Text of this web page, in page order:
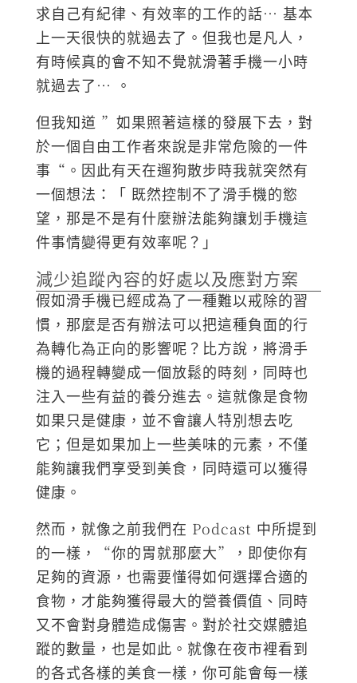
求自己有紀律、有效率的工作的話… 基本
上一天很快的就過去了。但我也是凡人，
有時候真的會不知不覺就滑著手機一小時
就過去了… 。
但我知道 ”如果照著這樣的發展下去，對
於一個自由工作者來說是非常危險的一件
事“。因此有天在遛狗散步時我就突然有
一個想法：「 既然控制不了滑手機的慾
望，那是不是有什麼辦法能夠讓划手機這
件事情變得更有效率呢？」
減少追蹤內容的好處以及應對方案
假如滑手機已經成為了一種難以戒除的習
慣，那麼是否有辦法可以把這種負面的行
為轉化為正向的影響呢？比方說，將滑手
機的過程轉變成一個放鬆的時刻，同時也
注入一些有益的養分進去。這就像是食物
如果只是健康，並不會讓人特別想去吃
它；但是如果加上一些美味的元素，不僅
能夠讓我們享受到美食，同時還可以獲得
健康。
然而，就像之前我們在 Podcast 中所提到
的一樣，“你的胃就那麼大”，即使你有
足夠的資源，也需要懂得如何選擇合適的
食物，才能夠獲得最大的營養價值、同時
又不會對身體造成傷害。對於社交媒體追
蹤的數量，也是如此。就像在夜市裡看到
的各式各樣的美食一樣，你可能會每一樣